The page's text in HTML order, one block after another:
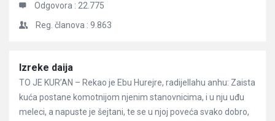
Odgovora : 22.775
Reg. članova : 9.863
Članci
Izreke daija
TO JE KUR’AN – Rekao je Ebu Hurejre, radijellahu anhu: Zaista
kuća postane komotnijom njenim stanovnicima, i u nju uđu
meleci, a napuste je šejtani, te se u njoj poveća svako dobro,